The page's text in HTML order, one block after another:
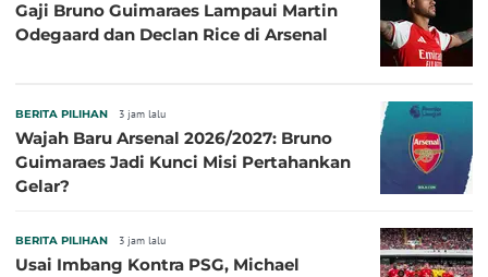
Gaji Bruno Guimaraes Lampaui Martin
Odegaard dan Declan Rice di Arsenal
BERITA PILIHAN 3 jam lalu
Wajah Baru Arsenal 2026/2027: Bruno
Guimaraes Jadi Kunci Misi Pertahankan
Gelar?
BERITA PILIHAN 3 jam lalu
Usai Imbang Kontra PSG, Michael